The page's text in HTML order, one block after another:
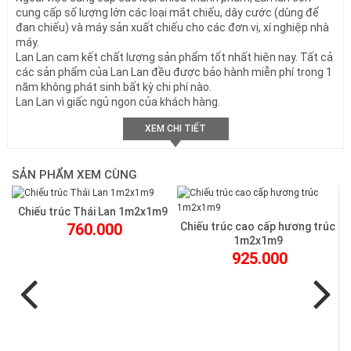
5. Mua Chiếu Trúc Lan Lan Chính Hãng – Giao
Nhanh, Hỗ Trợ Nhiệt Tình
Khách hàng có thể lựa chọn nhiều hình thức:
Gọi trực tiếp để được tư vấn nhanh
Đặt hàng online – giao tận nhà
Đến cửa hàng Lan Lan để xem trực tiếp mẫu mã
sản phẩm đúng chất lượng – giao hàng nhanh
– hỗ trợ đổi trả rõ ràng.
🔥
FAQ – Giải Đáp Nhanh Những Điều Bạn Hay Thắc
Mắc
1. Chiếu trúc có mát thật không?
Có. Tre trúc có tính hàn, nằm vào sẽ mát hơn nệm và vải.
2. Chiếu trúc nằm lâu có đau lưng không?
Không. Với người già hoặc người đau lưng nhẹ, chiếu trúc còn
Rất dễ. Chỉ cần khăn ẩm lau nhẹ là sạch.
4. Chiếu có bị mốc không?
cung cấp số lượng lớn các loại mắt chiếu, dây cước (dùng để
đan chiếu) và máy sản xuất chiếu cho các đơn vị, xí nghiệp nhà
máy.
Lan Lan cam kết chất lượng sản phẩm tốt nhất hiện nay. Tất cả
các sản phẩm của Lan Lan đều được bảo hành miễn phí trong 1
năm không phát sinh bất kỳ chi phí nào.
Lan Lan vì giấc ngủ ngon của khách hàng.
XEM CHI TIẾT
SẢN PHẨM XEM CÙNG
Chiếu trúc Thái Lan 1m2x1m9
760.000
Chiếu trúc cao cấp hương trúc
1m2x1m9
925.000